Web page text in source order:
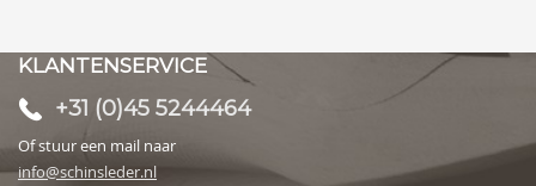
KLANTENSERVICE
+31 (0)45 5244464
Of stuur een mail naar
info@schinsleder.nl